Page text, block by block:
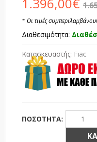
1.396,00€
* Οι τιμές
Διαθεσιμότητα:
Κατασκευαστής: Fiac
ΠΟΣΌΤΗΤΑ: